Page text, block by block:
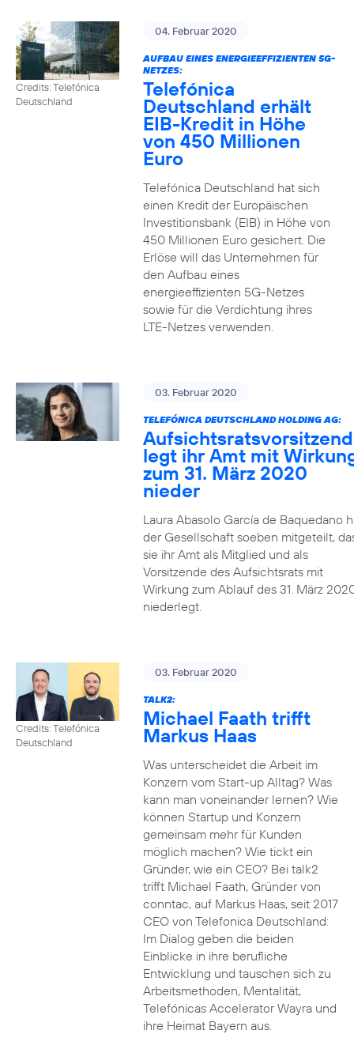
Credits: Telefónica
Deutschland
04. Februar 2020
AUFBAU EINES ENERGIEEFFIZIENTEN 5G-
NETZES:
Telefónica
Deutschland erhält
EIB-Kredit in Höhe
von 450 Millionen
Euro
Telefónica Deutschland hat sich
einen Kredit der Europäischen
Investitionsbank (EIB) in Höhe von
450 Millionen Euro gesichert. Die
Erlöse will das Unternehmen für
den Aufbau eines
energieeffizienten 5G-Netzes
sowie für die Verdichtung ihres
LTE-Netzes verwenden.
03. Februar 2020
TELEFÓNICA DEUTSCHLAND HOLDING AG:
legt ihr Amt mit
zum 31. März 2020
nieder
Laura Abasolo García de Baquedano
der Gesellschaft soeben mitgeteilt,
sie ihr Amt als Mitglied und als
Vorsitzende des Aufsichtsrats mit
Wirkung zum Ablauf des 31. März
niederlegt.
Credits: Telefónica
Deutschland
03. Februar 2020
TALK2:
Michael Faath trifft
Markus Haas
Was unterscheidet die Arbeit im
Konzern vom Start-up Alltag? Was
kann man voneinander lernen? Wie
können Startup und Konzern
gemeinsam mehr für Kunden
möglich machen? Wie tickt ein
Gründer, wie ein CEO? Bei talk2
trifft Michael Faath, Gründer von
conntac, auf Markus Haas, seit 2017
CEO von Telefonica Deutschland:
Im Dialog geben die beiden
Einblicke in ihre berufliche
Entwicklung und tauschen sich zu
Arbeitsmethoden, Mentalität,
Telefónicas Accelerator Wayra und
ihre Heimat Bayern aus.